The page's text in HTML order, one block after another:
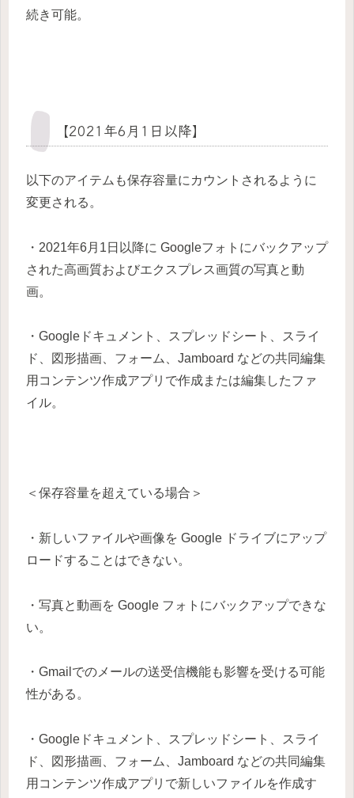
続き可能。
【2021年6月1日以降】
以下のアイテムも保存容量にカウントされるように
変更される。
・2021年6月1日以降に Googleフォトにバックアップ
された高画質およびエクスプレス画質の写真と動
画。
・Googleドキュメント、スプレッドシート、スライ
ド、図形描画、フォーム、Jamboard などの共同編集
用コンテンツ作成アプリで作成または編集したファ
イル。
＜保存容量を超えている場合＞
・新しいファイルや画像を Google ドライブにアップ
ロードすることはできない。
・写真と動画を Google フォトにバックアップできな
い。
・Gmailでのメールの送受信機能も影響を受ける可能
性がある。
・Googleドキュメント、スプレッドシート、スライ
ド、図形描画、フォーム、Jamboard などの共同編集
用コンテンツ作成アプリで新しいファイルを作成す